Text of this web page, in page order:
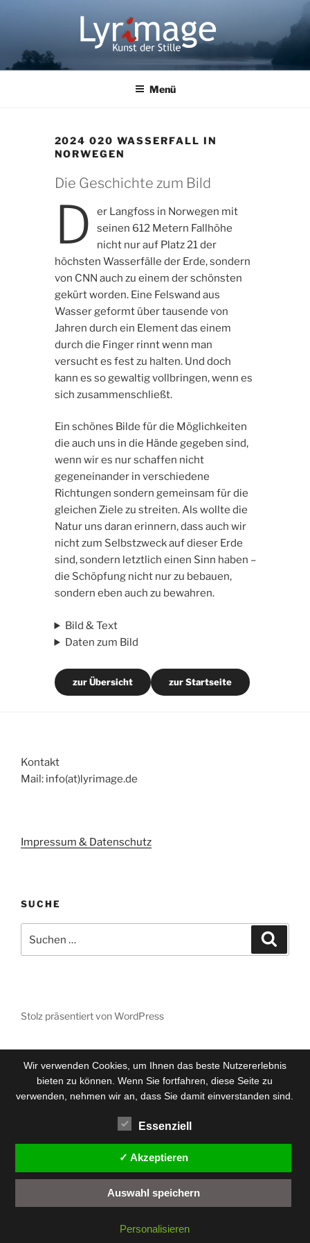
LYRIMAGE
Kunst der Stille
Menü
2024 020 WASSERFALL IN
NORWEGEN
Die Geschichte zum Bild
D
er Langfoss in Norwegen mit
seinen 612 Metern Fallhöhe
nicht nur auf Platz 21 der
höchsten Wasserfälle der Erde, sondern
von CNN auch zu einem der schönsten
gekürt worden. Eine Felswand aus
Wasser geformt über tausende von
Jahren durch ein Element das einem
durch die Finger rinnt wenn man
versucht es fest zu halten. Und doch
kann es so gewaltig vollbringen, wenn es
sich zusammenschließt.
Ein schönes Bilde für die Möglichkeiten
die auch uns in die Hände gegeben sind,
wenn wir es nur schaffen nicht
gegeneinander in verschiedene
Richtungen sondern gemeinsam für die
gleichen Ziele zu streiten. Als wollte die
Natur uns daran erinnern, dass auch wir
nicht zum Selbstzweck auf dieser Erde
sind, sondern letztlich einen Sinn haben –
die Schöpfung nicht nur zu bebauen,
sondern eben auch zu bewahren.
Bild & Text
Daten zum Bild
zur Übersicht zur Startseite
Kontakt
Mail: info(at)lyrimage.de
Impressum & Datenschutz
SUCHE
nach:
Stolz präsentiert von WordPress
Wir verwenden Cookies, um Ihnen das beste Nutzererlebnis
bieten zu können. Wenn Sie fortfahren, diese Seite zu
verwenden, nehmen wir an, dass Sie damit einverstanden sind.
Essenziell
✓ Akzeptieren
Auswahl speichern
Personalisieren